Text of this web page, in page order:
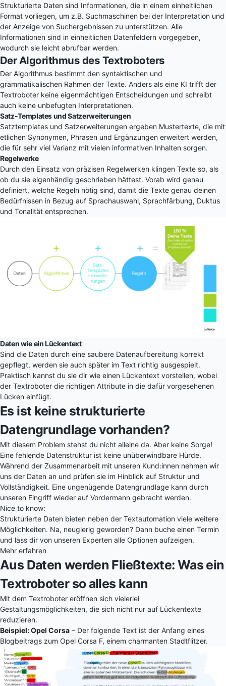
Strukturierte Daten sind Informationen, die in einem einheitlichen
Format vorliegen, um z.B. Suchmaschinen bei der Interpretation und
der Anzeige von Suchergebnissen zu unterstützen. Alle
Informationen sind in einheitlichen Datenfeldern vorgegeben,
wodurch sie leicht abrufbar werden.
Der Algorithmus des Textroboters
Der Algorithmus bestimmt den syntaktischen und
grammatikalischen Rahmen der Texte. Anders als eine KI trifft der
Textroboter keine eigenmächtigen Entscheidungen und schreibt
auch keine unbefugten Interpretationen.
Satz-Templates und Satzerweiterungen
Satztemplates und Satzerweiterungen ergeben Mustertexte, die mit
etlichen Synonymen, Phrasen und Ergänzungen erweitert werden,
die für sehr viel Varianz mit vielen informativen Inhalten sorgen.
Regelwerke
Durch den Einsatz von präzisen Regelwerken klingen Texte so, als
ob du sie eigenhändig geschrieben hättest. Vorab wird genau
definiert, welche Regeln nötig sind, damit die Texte genau deinen
Bedürfnissen in Bezug auf Sprachauswahl, Sprachfärbung, Duktus
und Tonalität entsprechen.
Daten wie ein Lückentext
Sind die Daten durch eine saubere Datenaufbereitung korrekt
gepflegt, werden sie auch später im Text richtig ausgespielt.
Praktisch kannst du sie dir wie einen Lückentext vorstellen, wobei
der Textroboter die richtigen Attribute in die dafür vorgesehenen
Lücken einfügt.
Es ist keine strukturierte
Datengrundlage vorhanden?
Mit diesem Problem stehst du nicht alleine da. Aber keine Sorge!
Eine fehlende Datenstruktur ist keine unüberwindbare Hürde.
Während der Zusammenarbeit mit unseren Kund:innen nehmen wir
uns der Daten an und prüfen sie im Hinblick auf Struktur und
Vollständigkeit. Eine ungenügende Datengrundlage kann durch
unseren Eingriff wieder auf Vordermann gebracht werden.
Nice to know:
Strukturierte Daten bieten neben der Textautomation viele weitere
Möglichkeiten. Na, neugierig geworden? Dann buche einen Termin
und lass dir von unseren Experten alle Optionen aufzeigen.
Mehr erfahren
Aus Daten werden Fließtexte: Was ein
Textroboter so alles kann
Mit dem Textroboter eröffnen sich vielerlei
Gestaltungsmöglichkeiten, die sich nicht nur auf Lückentexte
reduzieren.
Beispiel: Opel Corsa – Der folgende Text ist der Anfang eines
Blogbeitrags zum Opel Corsa F, einem charmanten Stadtflitzer.